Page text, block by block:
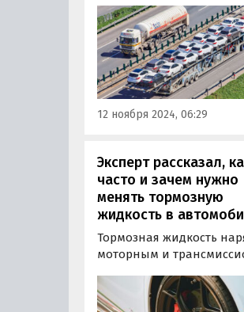
ряда моделей «мягких»
гибридов. Как сообщил
по рынку подержанных
Японии Денис Малых,
нововведение касается
популярных моделей,
Honda Insight с…
12 ноября 2024, 06:29
Эксперт рассказал,
часто и зачем нужно
менять тормозную
жидкость в
Тормозная жидкость
моторным и
периодической плановой
замене. Зачем и как часто